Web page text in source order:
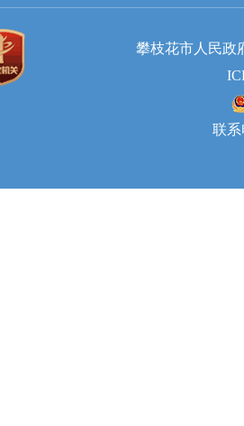
攀枝花市人民政
联系